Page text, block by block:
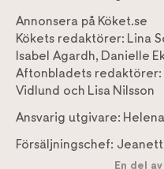
Annonsera på Köket.se
Kökets redaktörer: Lina
Isabel Agardh, Danielle
Aftonbladets redaktörer:
Vidlund och Lisa Nilsson
Ansvarig utgivare:
Försäljningschef:
En del